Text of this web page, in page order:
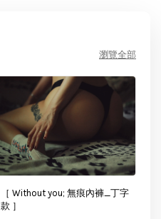
瀏覽全部
［ Without you; 無痕內褲_丁字
款 ］